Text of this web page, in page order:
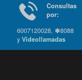
Consultas
por:
6007120028, ✽8088
yVideollamadas